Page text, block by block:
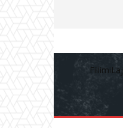
Fillimi